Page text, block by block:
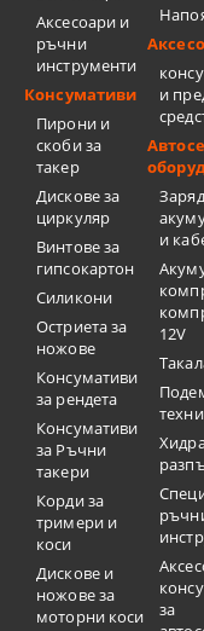
Аксесоари и
ръчни
инструменти
Консумативи
Пирони и
скоби за
такер
Дискове за
циркуляр
Винтове за
гипсокартон
Силикони
Остриета за
ножове
Консумативи
за рендета
Консумативи
за Ръчни
такери
Корди за
тримери и
коси
Дискове и
ножове за
моторни коси
и
и
12V
за